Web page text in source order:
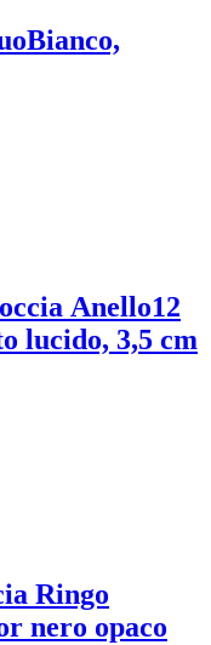
Bianco,
Anello12
lucido, 3,5 cm
Ringo
nero opaco